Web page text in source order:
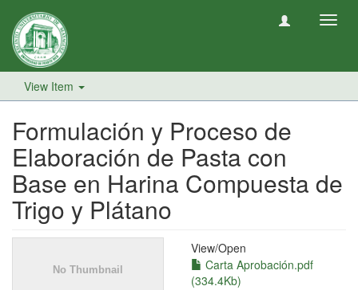
View Item
Formulación y Proceso de
Elaboración de Pasta con
Base en Harina Compuesta de
Trigo y Plátano
View/Open
Carta Aprobación.pdf
(334.4Kb)